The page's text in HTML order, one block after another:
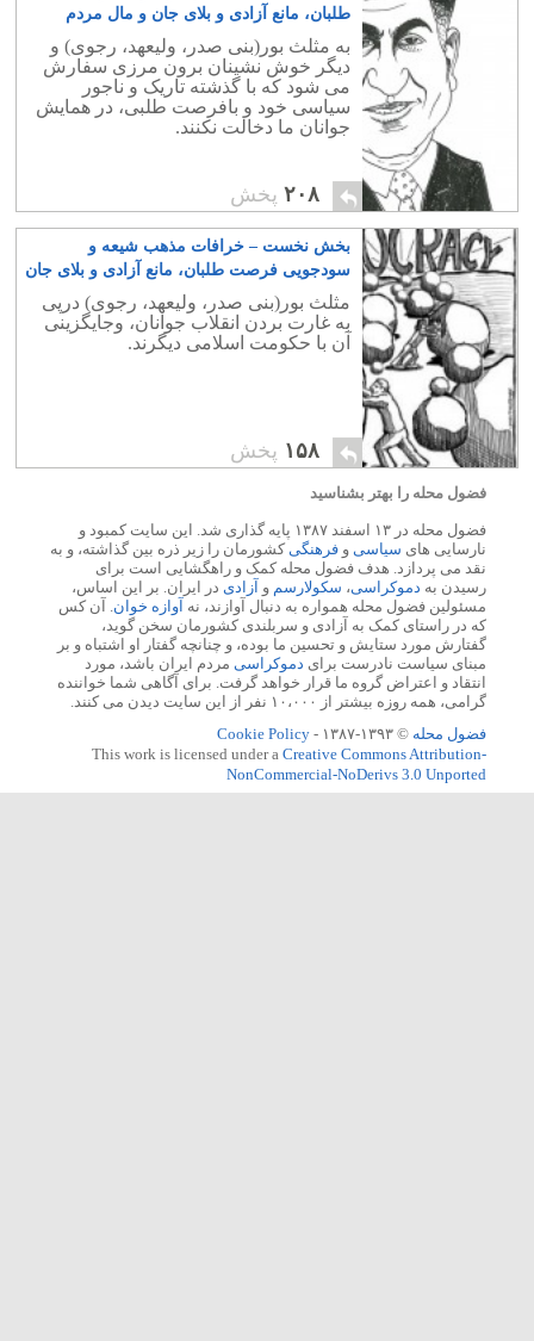
طلبان، مانع آزادی و بلای جان و مال مردم
ایران- بخش دوم
به مثلث بور(بنی صدر، ولیعهد، رجوی) و
دیگر خوش نشینان برون مرزی سفارش
می شود که با گذشته تاریک و ناجور
سیاسی خود و بافرصت طلبی، در همایش
جوانان ما دخالت نکنند.
۲۰۸ پخش
بخش نخست – خرافات مذهب شیعه و
سودجویی فرصت طلبان، مانع آزادی و بلای جان
و مال مردم ایران
۲۶
مثلث بور(بنی صدر، ولیعهد، رجوی) درپی
به غارت بردن انقلاب جوانان، وجایگزینی
آن با حکومت اسلامی دیگرند.
۱۵۸ پخش
فضول محله را بهتر بشناسید
فضول محله در ۱۳ اسفند ۱۳۸۷ پایه گذاری شد. این سایت کمبود و
نارسایی های سیاسی و فرهنگیکشورمان را زیر ذره بین گذاشته، و به
نقد می پردازد. هدف فضول محله کمک و راهگشایی است برای
رسیدن به دموکراسی، سکولارسم و آزادی در ایران. بر این اساس،
مسئولین فضول محله همواره به دنبال آوازند، نه آوازه خوان. آن کس
که در راستای کمک به آزادی و سربلندی کشورمان سخن گوید،
گفتارش مورد ستایش و تحسین ما بوده، و چنانچه گفتار او اشتباه و بر
مبنای سیاست نادرست برای دموکراسی مردم ایران باشد، مورد
انتقاد و اعتراض گروه ما قرار خواهد گرفت. برای آگاهی شما خواننده
گرامی، همه روزه بیشتر از ۱۰،۰۰۰ نفر از این سایت دیدن می کنند.
فضول محله © ۱۳۹۳-۱۳۸۷ -
Cookie Policy
This work is licensed under a Creative Commons Attribution-
NonCommercial-NoDerivs 3.0 Unported